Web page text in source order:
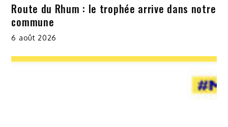
Route du Rhum : le trophée arrive dans notre
commune
6 août 2026